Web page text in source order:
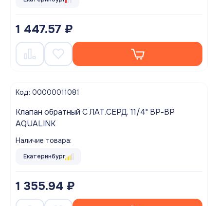
1 447.57 ₽
Код: 00000011081
Клапан обратный С ЛАТ.СЕРД. 11/4" ВР-ВР
AQUALINK
Наличие товара:
Екатеринбург
1 355.94 ₽